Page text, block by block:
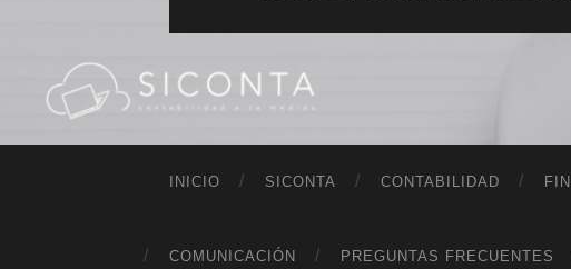
INICIO SICONTA CONTABILIDAD
COMUNICACIÓN PREGUNTAS FRECUENTES